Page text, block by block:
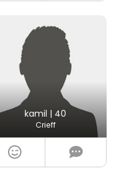
kamil | 40
Crieff